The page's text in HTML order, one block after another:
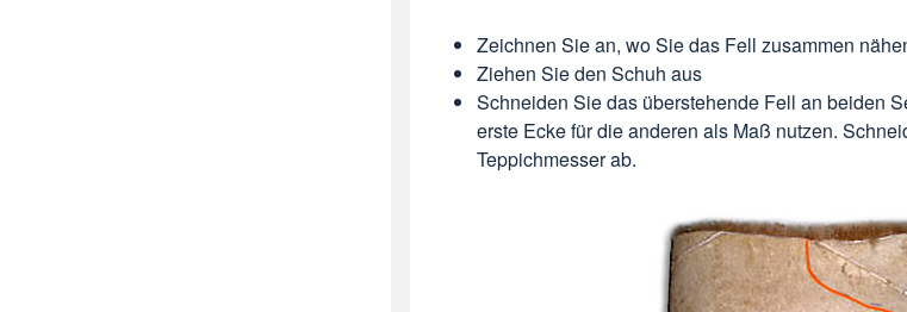
Zeichnen Sie an, wo Sie das Fell zusammen
Ziehen Sie den Schuh aus
Schneiden Sie das überstehende Fell an beiden
erste Ecke für die anderen als Maß nutzen.
Teppichmesser ab.